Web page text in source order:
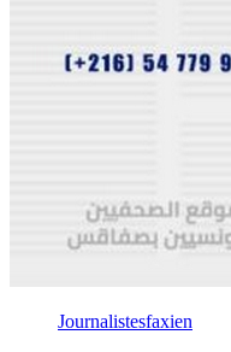
Journalistesfaxien